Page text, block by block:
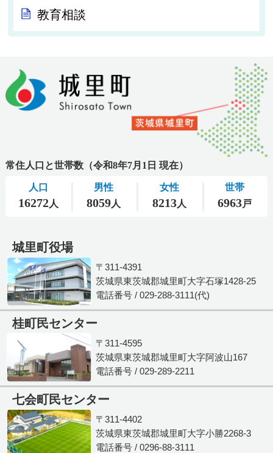
教育相談
城里町役場
〒311-4391
茨城県東茨城郡城里町大字石塚1428-25
電話番号 / 029-288-3111(代)
桂町民センター
〒311-4595
茨城県東茨城郡城里町大字阿波山167
電話番号 / 029-289-2211
七会町民センター
〒311-4402
茨城県東茨城郡城里町大字小勝2268-3
電話番号 / 0296-88-3111